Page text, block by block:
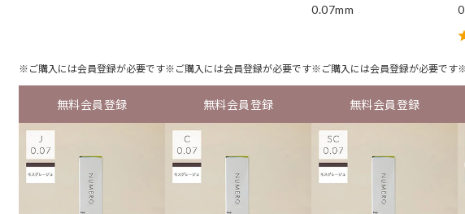
※ご購入には会員登録が必要です
無料会員登録
※ご購入には会員登録が必要です
無料会員登録
0.07mm
※ご購入には会員登録が必要です
無料会員登録